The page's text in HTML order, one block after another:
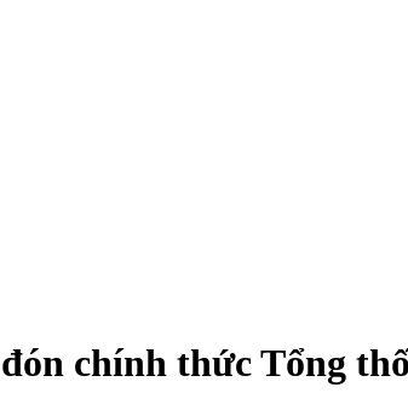
chính thức Tổng